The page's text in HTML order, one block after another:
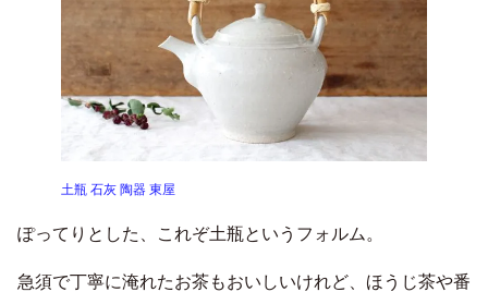
土瓶 石灰 陶器 東屋
ぽってりとした、これぞ土瓶というフォルム。
急須で丁寧に淹れたお茶もおいしいけれど、ほうじ茶や番